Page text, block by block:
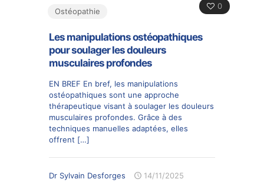
0
Ostéopathie
Les manipulations ostéopathiques
pour soulager les douleurs
musculaires profondes
EN BREF En bref, les manipulations
ostéopathiques sont une approche
thérapeutique visant à soulager les douleurs
musculaires profondes. Grâce à des
techniques manuelles adaptées, elles
offrent […]
Dr Sylvain Desforges 14/11/2025